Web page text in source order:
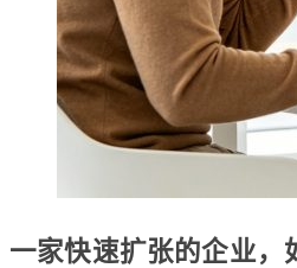
一家快速扩张的企业，